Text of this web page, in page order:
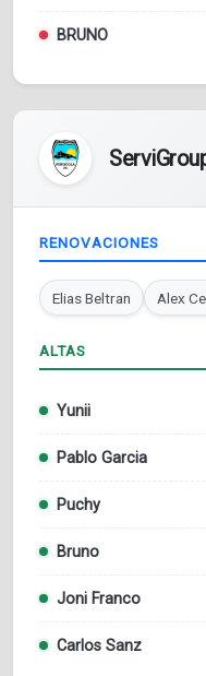
BRUNO
RENOVACIONES
Elias Beltran Alex
ALTAS
Yunii
Pablo Garcia
Puchy
Bruno
Joni Franco
Carlos Sanz